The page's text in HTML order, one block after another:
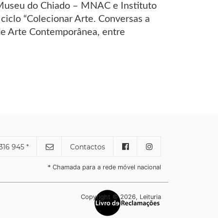
do Chiado – MNAC e Instituto
“Colecionar Arte. Conversas a
Arte Contemporânea, entre
945 * Contactos
* Chamada para a rede móvel nacional
Copyright © 2026, Leituria